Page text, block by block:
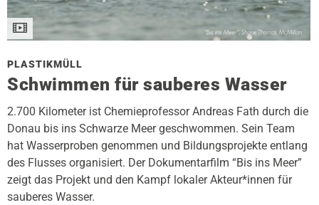
PLASTIKMÜLL
Schwimmen für sauberes Wasser
2.700 Kilometer ist Chemieprofessor Andreas Fath durch die
Donau bis ins Schwarze Meer geschwommen. Sein Team
hat Wasserproben genommen und Bildungsprojekte entlang
des Flusses organisiert. Der Dokumentarfilm “Bis ins Meer”
zeigt das Projekt und den Kampf lokaler Akteur*innen für
sauberes Wasser.